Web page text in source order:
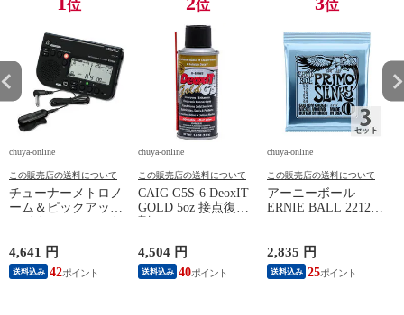
位
chuya-online
この販売店の送料について
チューナーメトロノ
ーム＆ピックアップ
スペシャルパック ブ
ラック
4,641 円
送料込み 42
位
chuya-online
この販売店の送料について
CAIG G5S-6 DeoxIT
GOLD 5oz 接点復活
4,504 円
送料込み 40
位
chuya-online
この販売店の送料について
アーニーボール
ERNIE BALL 2212
セット
2,835 円
送料込み 25